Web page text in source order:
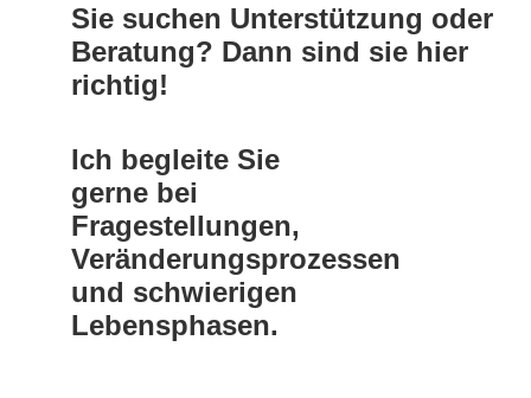
Sie suchen Unterstützung oder
Beratung? Dann sind sie hier
richtig!
Ich begleite Sie
gerne bei
Fragestellungen,
Veränderungsprozessen
und schwierigen
Lebensphasen.